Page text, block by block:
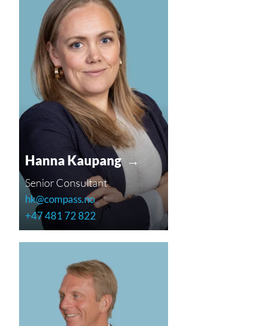
Hanna Kaupang →
Senior Consultant
hk@compass.no
+47 481 72 822